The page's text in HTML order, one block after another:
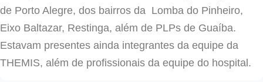
de Porto Alegre, dos bairros da Lomba do Pinheiro,
Eixo Baltazar, Restinga, além de PLPs de Guaíba.
Estavam presentes ainda integrantes da equipe da
THEMIS, além de profissionais da equipe do hospital.